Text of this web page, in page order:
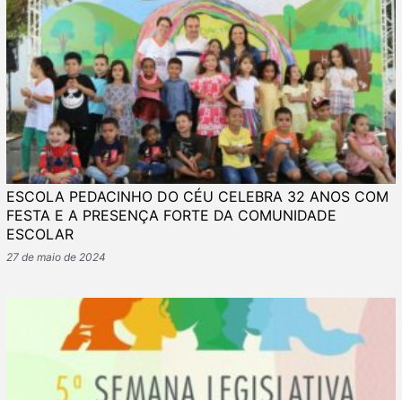
ESCOLA PEDACINHO DO CÉU CELEBRA 32 ANOS COM
FESTA E A PRESENÇA FORTE DA COMUNIDADE
ESCOLAR
27 de maio de 2024